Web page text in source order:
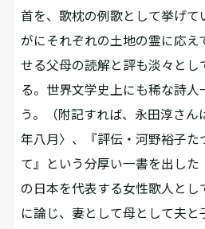
首を、歌枕の例歌として挙げて
がにそれぞれの土地の霊に応え
せる父母の読解と評も淡々とし
る。世界文学史上にも稀な詩人
う。（附記すれば、永田淳さん
年八月〉、『評伝・河野裕子――
て』という分厚い一書を出した
の日本を代表する女性歌人とし
に論じ、妻として母として夫と